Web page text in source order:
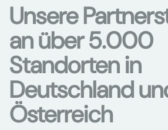
Unsere
an über 5.000
Standorten in
Deutschland
Österreich